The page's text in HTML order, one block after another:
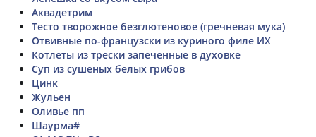
Аквадетрим
Тесто творожное безглютеновое (гречневая мука)
Отвивные по-французски из куриного филе ИХ
Котлеты из трески запеченные в духовке
Суп из сушеных белых грибов
Цинк
Жульен
Оливье пп
Шаурма#